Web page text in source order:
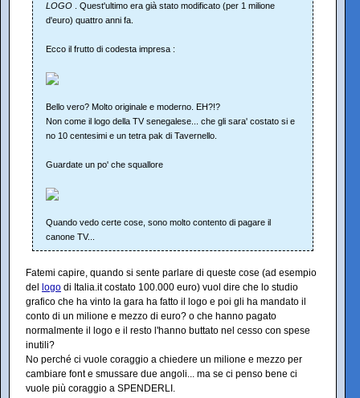
LOGO
. Quest'ultimo era già stato modificato (per 1 milione
d'euro) quattro anni fa.
Ecco il frutto di codesta impresa :
Bello vero? Molto originale e moderno. EH?!?
Non come il logo della TV senegalese... che gli sara' costato si e
no 10 centesimi e un tetra pak di Tavernello.
Guardate un po' che squallore
Quando vedo certe cose, sono molto contento di pagare il
canone TV...
Fatemi capire, quando si sente parlare di queste cose (ad esempio
del
logo di Italia.it costato 100.000 euro) vuol dire che lo studio
grafico che ha vinto la gara ha fatto il logo e poi gli ha mandato il
conto di un milione e mezzo di euro? o che hanno pagato
normalmente il logo e il resto l'hanno buttato nel cesso con spese
inutili?
No perché ci vuole coraggio a chiedere un milione e mezzo per
cambiare font e smussare due angoli... ma se ci penso bene ci
vuole più coraggio a SPENDERLI.